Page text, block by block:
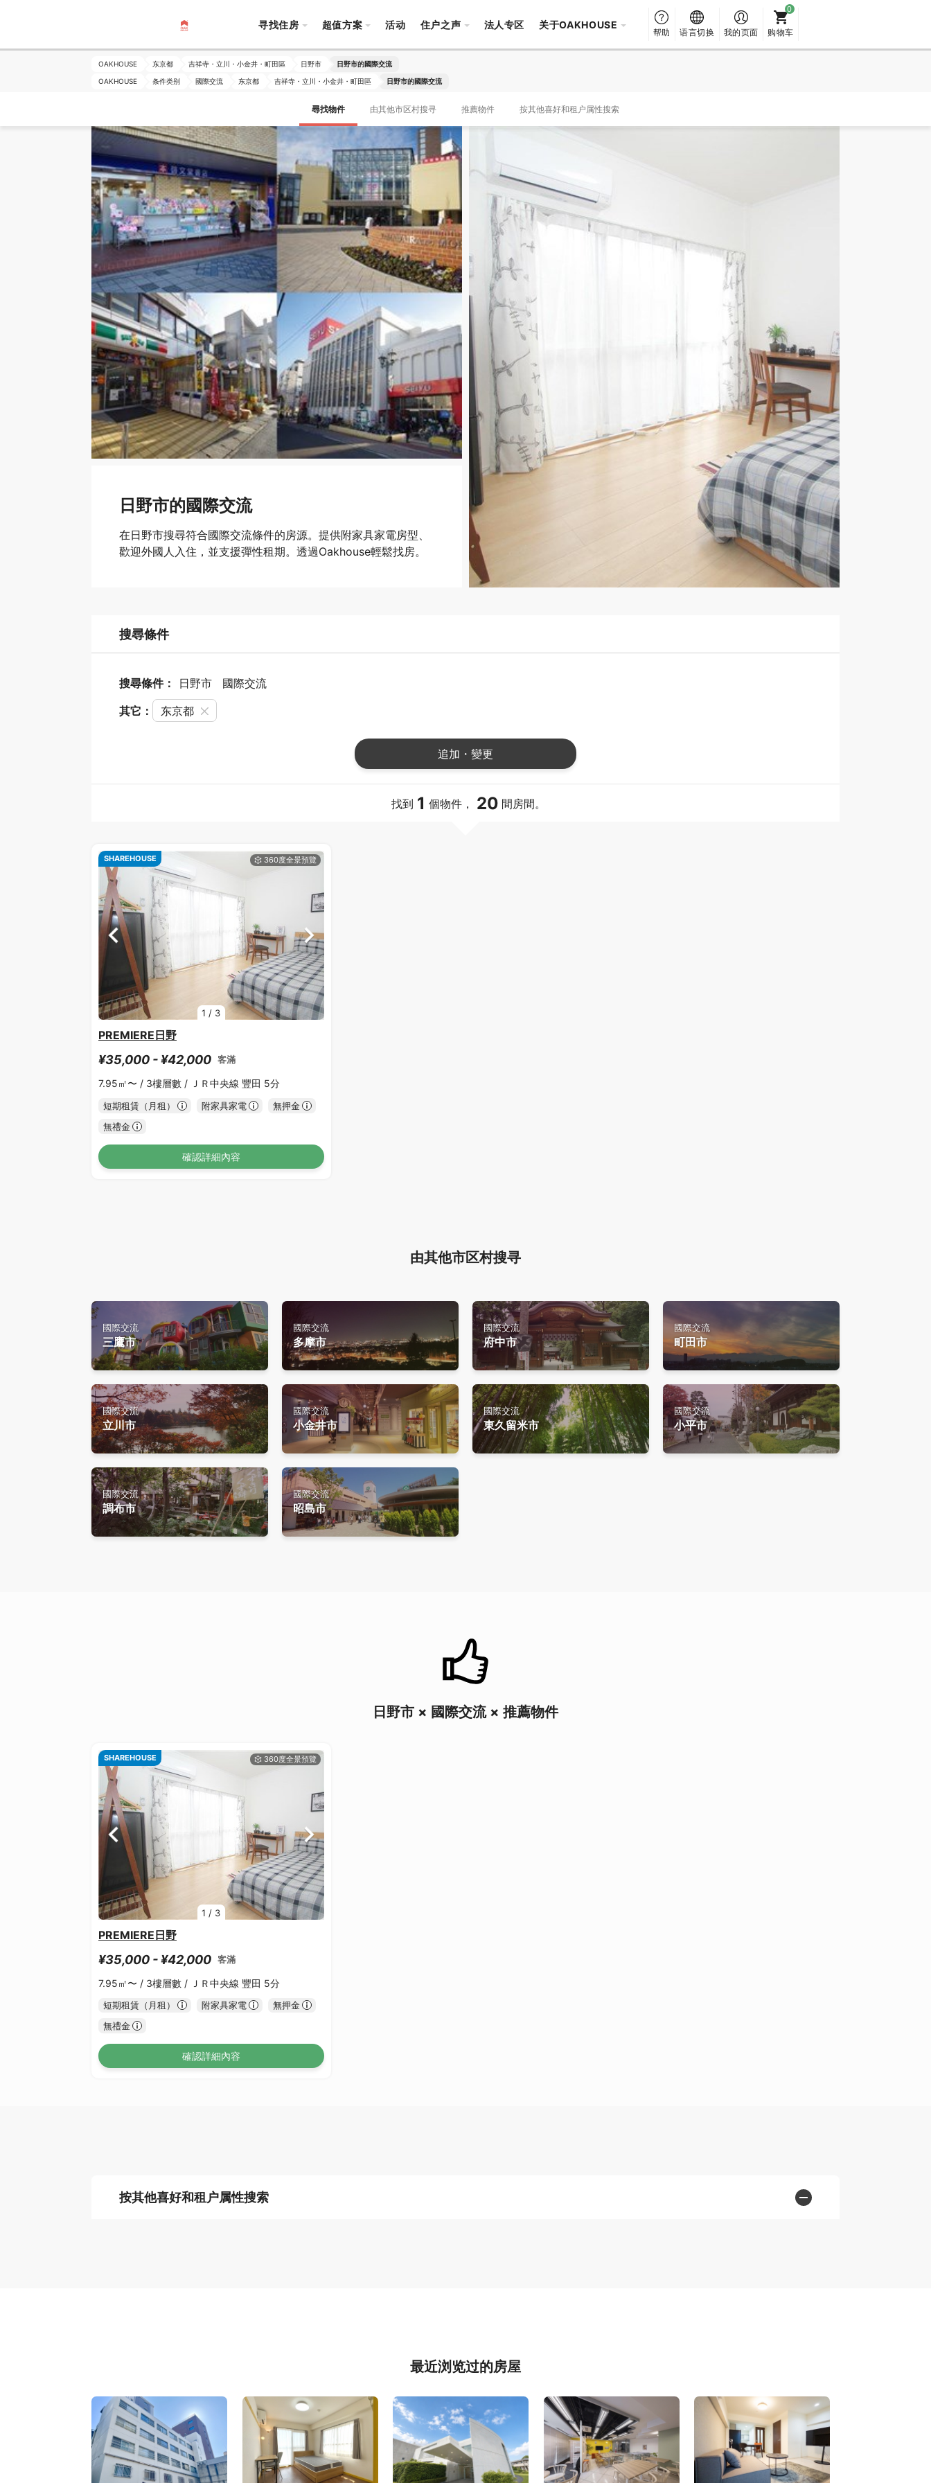
寻找住房 超值方案 活动 住户之声 法人专区 关于OAKHOUSE
帮助 语言切换 我的页面 购物车
OAKHOUSE 东京都 吉祥寺・立川・小金井・町田區 日野市 日野市的國際交流
OAKHOUSE 条件类别 國際交流 东京都 吉祥寺・立川・小金井・町田區 日野市的國際交流
尋找物件 由其他市区村搜寻 推薦物件 按其他喜好和租户属性搜索
日野市的國際交流
在日野市搜尋符合國際交流條件的房源。提供附家具家電房型、
歡迎外國人入住，並支援彈性租期。透過Oakhouse輕鬆找房。
搜尋條件
搜尋條件： 日野市 國際交流
其它： 东京都
追加・變更
找到 1 個物件， 20 間房間。
1 / 3
SHAREHOUSE
PREMIERE日野
¥35,000 - ¥42,000 客滿
7.95㎡〜 / 3樓層數 / ＪＲ中央線 豐田 5分
短期租賃（月租） 附家具家電
無押金
無禮金
確認詳細內容
由其他市区村搜寻
國際交流
三鷹市
國際交流
多摩市
國際交流
府中市
國際交流
町田市
國際交流
立川市
國際交流
小金井市
國際交流
東久留米市
國際交流
小平市
國際交流
調布市
國際交流
昭島市
日野市 × 國際交流 × 推薦物件
1 / 3
SHAREHOUSE
PREMIERE日野
¥35,000 - ¥42,000 客滿
7.95㎡〜 / 3樓層數 / ＪＲ中央線 豐田 5分
短期租賃（月租） 附家具家電
無押金
無禮金
確認詳細內容
按其他喜好和租户属性搜索
最近浏览过的房屋